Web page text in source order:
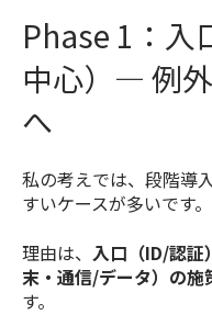
Phase 1：入
中心）— 例
へ
私の考えでは、段階導
すいケースが多いです。
理由は、 入口（ID/認証
末・通信/データ）の
す。